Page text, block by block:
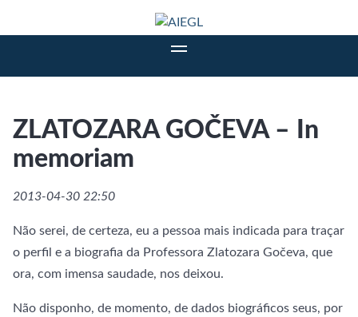
ZLATOZARA GOČEVA – In
memoriam
2013-04-30 22:50
Não serei, de certeza, eu a pessoa mais indicada para traçar
o perfil e a biografia da Professora Zlatozara Gočeva, que
ora, com imensa saudade, nos deixou.
Não disponho, de momento, de dados biográficos seus, por